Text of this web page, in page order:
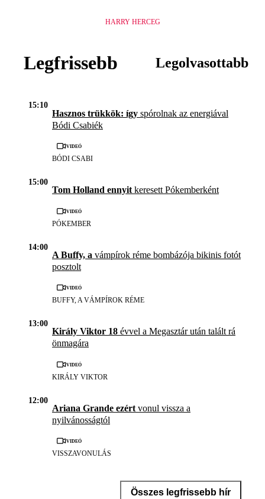
HARRY HERCEG
Legfrissebb Legolvasottabb
15:10
Hasznos trükkök: így spórolnak az energiával
Bódi Csabiék
Videó
BÓDI CSABI
15:00
Tom Holland ennyit keresett Pókemberként
Videó
PÓKEMBER
14:00
A Buffy, a vámpírok réme bombázója bikinis fotót
posztolt
Videó
BUFFY, A VÁMPÍROK RÉME
13:00
Király Viktor 18 évvel a Megasztár után talált rá
önmagára
Videó
KIRÁLY VIKTOR
12:00
Ariana Grande ezért vonul vissza a
nyilvánosságtól
Videó
VISSZAVONULÁS
Összes legfrissebb hír